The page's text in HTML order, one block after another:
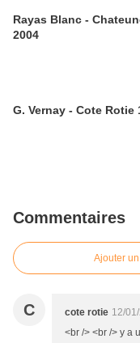
Rayas Blanc -
2004
G. Vernay - Cote Rotie
Commentaires
Ajouter
C cote rotie 12/
<br /> <br /> y a